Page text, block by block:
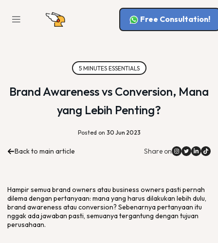
Free Consultation!
5 MINUTES ESSENTIALS
Brand Awareness vs Conversion, Mana
yang Lebih Penting?
Posted on 30 Jun 2023
Back to main article Share on
Hampir semua brand owners atau business owners pasti pernah
dilema dengan pertanyaan: mana yang harus dilakukan lebih dulu,
brand awareness atau conversion? Sebenarnya pertanyaan itu
nggak ada jawaban pasti, semuanya tergantung dengan tujuan
perusahaan.